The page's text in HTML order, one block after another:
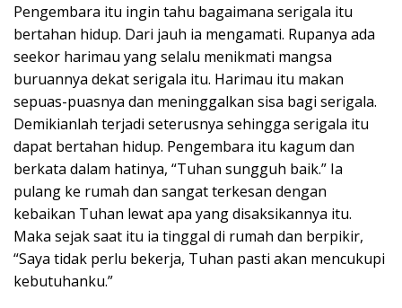
Pengembara itu ingin tahu bagaimana serigala itu
bertahan hidup. Dari jauh ia mengamati. Rupanya ada
seekor harimau yang selalu menikmati mangsa
buruannya dekat serigala itu. Harimau itu makan
sepuas-puasnya dan meninggalkan sisa bagi serigala.
Demikianlah terjadi seterusnya sehingga serigala itu
dapat bertahan hidup. Pengembara itu kagum dan
berkata dalam hatinya, “Tuhan sungguh baik.” Ia
pulang ke rumah dan sangat terkesan dengan
kebaikan Tuhan lewat apa yang disaksikannya itu.
Maka sejak saat itu ia tinggal di rumah dan berpikir,
“Saya tidak perlu bekerja, Tuhan pasti akan mencukupi
kebutuhanku.”